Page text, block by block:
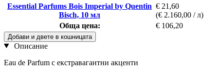
Essential Parfums Bois Imperial by Quentin
Bisch, 10 мл
€ 21,60
(€ 2.160,00 / л)
Обща цена:
€ 106,20
Добави и двете в кошницата
Описание
Eau de Parfum с екстравагантни акценти